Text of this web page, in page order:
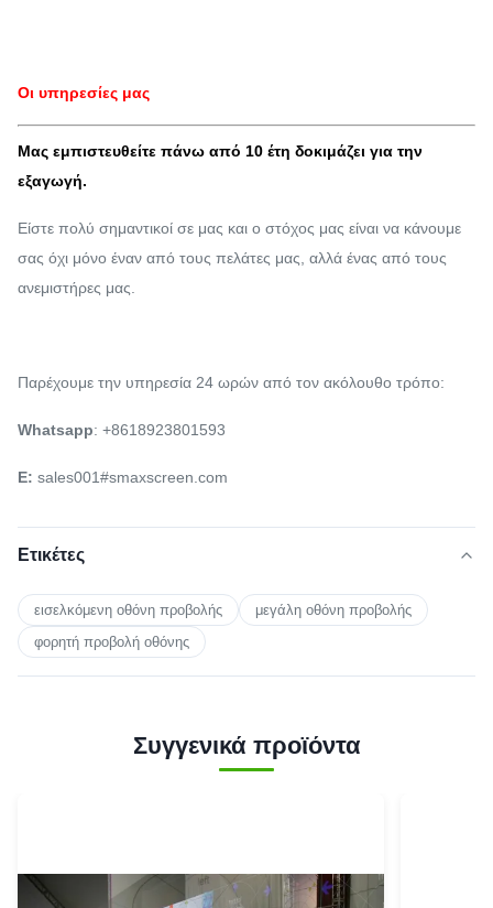
Οι υπηρεσίες μας
Μας εμπιστευθείτε πάνω από 10 έτη δοκιμάζει για την
εξαγωγή.
Είστε πολύ σημαντικοί σε μας και ο στόχος μας είναι να κάνουμε
σας όχι μόνο έναν από τους πελάτες μας, αλλά ένας από τους
ανεμιστήρες μας.
Παρέχουμε την υπηρεσία 24 ωρών από τον ακόλουθο τρόπο:
Whatsapp: +8618923801593
Ε: sales001#smaxscreen.com
Ετικέτες
εισελκόμενη οθόνη προβολής
μεγάλη οθόνη προβολής
φορητή προβολή οθόνης
Συγγενικά προϊόντα